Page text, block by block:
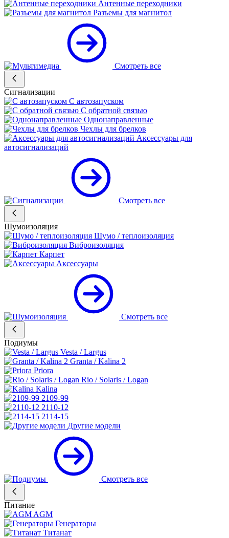
Антенные переходники
Разъемы для магнитол
Смотреть все
Сигнализации
С автозапуском
С обратной связью
Однонаправленные
Чехлы для брелков
Аксессуары для
автосигнализаций
Смотреть все
Шумоизоляция
Шумо / теплоизоляция
Виброизоляция
Карпет
Аксессуары
Смотреть все
Подиумы
Vesta / Largus
Granta / Kalina 2
Priora
Rio / Solaris / Logan
Kalina
2109-99
2110-12
2114-15
Другие модели
Смотреть все
Питание
AGM
Генераторы
Титанат